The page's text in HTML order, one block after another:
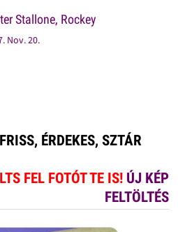
Stallone, Rockey
Nov. 20.
ÉRDEKES, SZTÁR
FEL FOTÓT TE IS! ÚJ KÉP
FELTÖLTÉS